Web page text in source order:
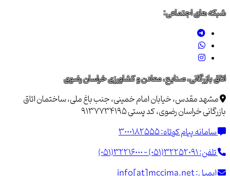
شبکه های اجتماعی:
اتاق بازرگانی، صنایع، معادن و کشاورزی خراسان رضوی
مشهد مقدس، خیابان امام خمینی، جنب باغ ملی، ساختمان اتاق
بازرگانی خراسان رضوی، کد پستی 9137734195
سامانه پیام کوتاه:3000182555
تلفن:(051)32216000 - (051)32252091
ایمیل:info[at]mccima.net